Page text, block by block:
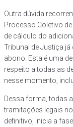
Outra dúvida
Processo Coletivo
de cálculo do
Tribunal de Justiça já
abono. Esta é uma
respeito a todas as
nesse momento,
Dessa forma, todas
tramitações legais
definitivo, inicia a